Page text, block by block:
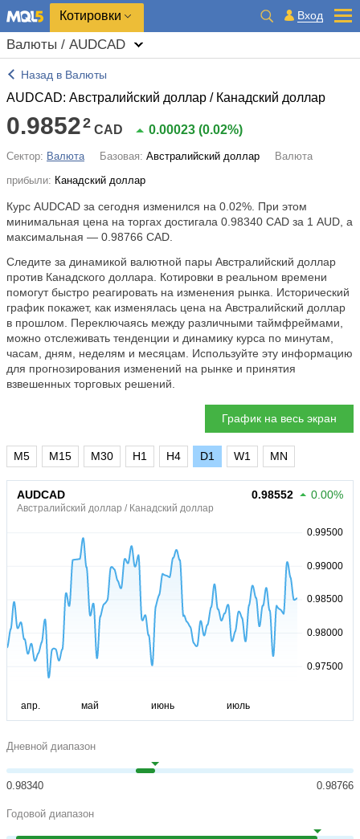
Котировки Вход
Валюты / AUDCAD
Назад в Валюты
AUDCAD: Австралийский доллар / Канадский доллар
0.98522 CAD 0.00023 (0.02%)
Сектор: Валюта Базовая: Австралийский доллар
Валюта
прибыли: Канадский доллар
Курс AUDCAD за сегодня изменился на 0.02% . При этом
минимальная цена на торгах достигала 0.98340 CAD за 1 AUD, а
максимальная — 0.98766 CAD.
Следите за динамикой валютной пары Австралийский доллар
против Канадского доллара. Котировки в реальном времени
помогут быстро реагировать на изменения рынка. Исторический
график покажет, как изменялась цена на Австралийский доллар
в прошлом. Переключаясь между различными таймфреймами,
можно отслеживать тенденции и динамику курса по минутам,
часам, дням, неделям и месяцам. Используйте эту информацию
для прогнозирования изменений на рынке и принятия
взвешенных торговых решений.
График на весь экран
M5 M15 M30 H1 H4 D1 W1 MN
AUDCAD
Австралийский доллар / Канадский доллар
0.98552 0.00%
Дневной диапазон
0.98340 0.98766
Годовой диапазон